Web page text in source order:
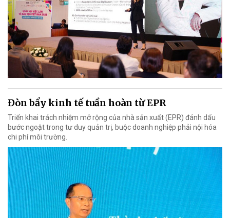
Đòn bẩy kinh tế tuần hoàn từ EPR
Triển khai trách nhiệm mở rộng của nhà sản xuất (EPR) đánh dấu
bước ngoặt trong tư duy quản trị, buộc doanh nghiệp phải nội hóa
chi phí môi trường.